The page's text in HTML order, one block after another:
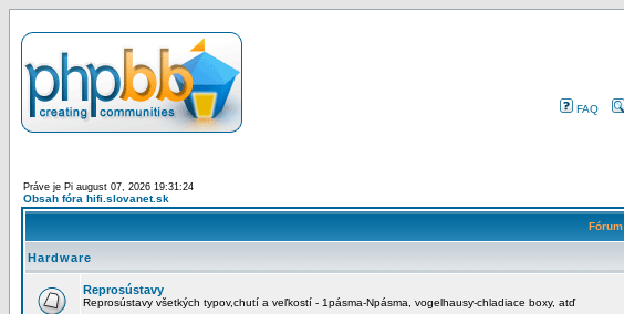
FAQ
Práve je Pi august 07, 2026 19:31:24
Obsah fóra hifi.slovanet.sk
Fórum
Hardware
Reprosústavy
Reprosústavy všetkých typov,chutí a veľkostí - 1pásma-Npásma, vogelhausy-chladiace boxy, atď